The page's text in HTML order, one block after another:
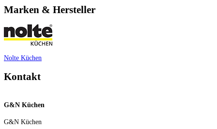
Marken & Hersteller
Nolte Küchen
Kontakt
G&N Küchen
G&N Küchen